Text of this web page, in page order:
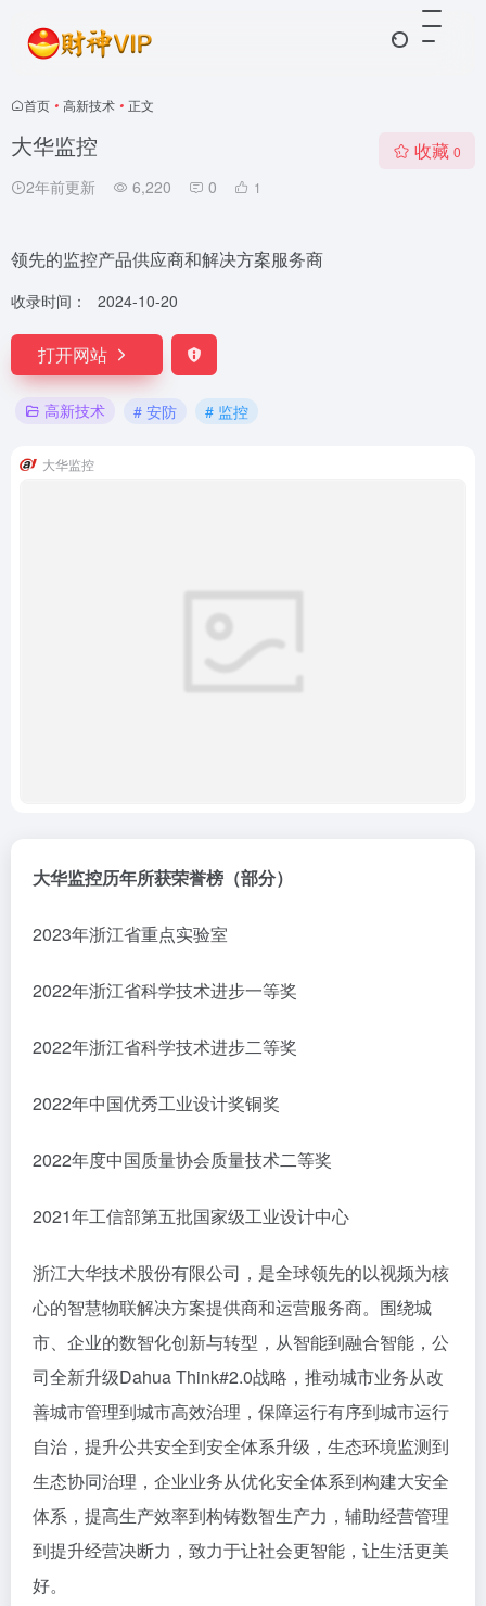
首页 • 高新技术 • 正文
大华监控
2年前更新 6,220 0 1
收藏 0
领先的监控产品供应商和解决方案服务商
收录时间： 2024-10-20
打开网站
高新技术 # 安防 # 监控
大华监控
大华监控历年所获荣誉榜（部分）
2023年浙江省重点实验室
2022年浙江省科学技术进步一等奖
2022年浙江省科学技术进步二等奖
2022年中国优秀工业设计奖铜奖
2022年度中国质量协会质量技术二等奖
2021年工信部第五批国家级工业设计中心
浙江大华技术股份有限公司，是全球领先的以视频为核
心的智慧物联解决方案提供商和运营服务商。围绕城
市、企业的数智化创新与转型，从智能到融合智能，公
司全新升级Dahua Think#2.0战略，推动城市业务从改
善城市管理到城市高效治理，保障运行有序到城市运行
自治，提升公共安全到安全体系升级，生态环境监测到
生态协同治理，企业业务从优化安全体系到构建大安全
体系，提高生产效率到构铸数智生产力，辅助经营管理
到提升经营决断力，致力于让社会更智能，让生活更美
好。